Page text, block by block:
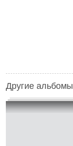
Другие альбомы